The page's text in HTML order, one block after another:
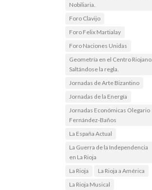
Nobiliaria.
Foro Clavijo
Foro Felix Martialay
Foro Naciones Unidas
Geometría en el Centro Riojano.
Saltándose la regla.
Jornadas de Arte Bizantino
Jornadas de la Energía
Jornadas Económicas Olegario
Fernández-Baños
La España Actual
La Guerra de la Independencia
en La Rioja
La Rioja
La Rioja a América
La Rioja Musical